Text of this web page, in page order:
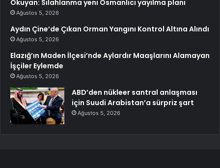
Okuyan: Silahlanma yeni Osmanlıcı yayılma planı
Ağustos 5, 2026
Aydın Çine’de Çıkan Orman Yangını Kontrol Altına Alındı
Ağustos 5, 2026
Elazığ’ın Maden İlçesi’nde Aylardır Maaşlarını Alamayan
İşçiler Eylemde
Ağustos 5, 2026
ABD’den nükleer santral anlaşması
için Suudi Arabistan’a sürpriz şart
Ağustos 5, 2026